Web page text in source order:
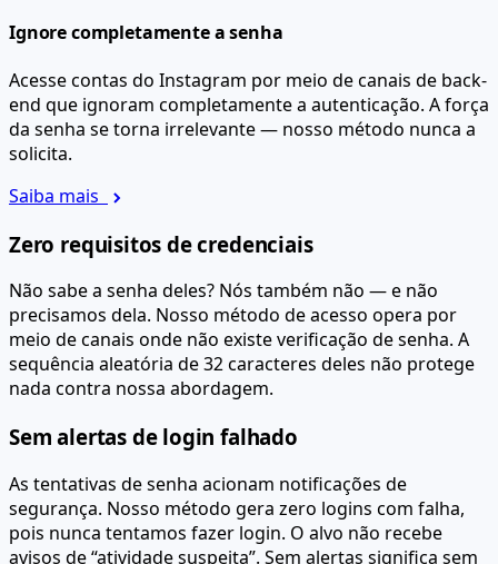
Ignore completamente a senha
Acesse contas do Instagram por meio de canais de back-
end que ignoram completamente a autenticação. A força
da senha se torna irrelevante — nosso método nunca a
solicita.
Saiba mais
Zero requisitos de credenciais
Não sabe a senha deles? Nós também não — e não
precisamos dela. Nosso método de acesso opera por
meio de canais onde não existe verificação de senha. A
sequência aleatória de 32 caracteres deles não protege
nada contra nossa abordagem.
Sem alertas de login falhado
As tentativas de senha acionam notificações de
segurança. Nosso método gera zero logins com falha,
pois nunca tentamos fazer login. O alvo não recebe
avisos de “atividade suspeita”. Sem alertas significa sem